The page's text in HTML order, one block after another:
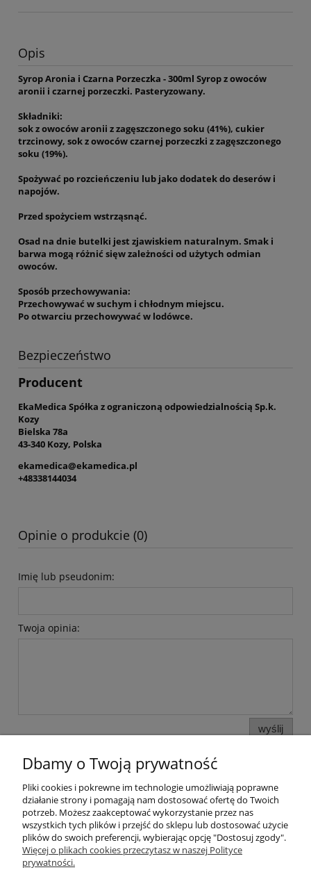
Opis
Syrop Aronia i Czarna Porzeczka - 300ml Syrop z owoców
aronii i czarnej porzeczki. Pasteryzowany.
Składniki:
sok z owoców aronii z zagęszczonego soku (41%), cukier
trzcinowy, sok z owoców czarnej porzeczki z zagęszczonego
soku (19%).
Spożywać po rozcieńczeniu lub jako dodatek do deserów i
napojów.
Przed spożyciem wstrząsnąć.
Osad na dnie butelki jest zjawiskiem naturalnym. Smak i
barwa mogą różnić sięw zależności od użytych odmian
owoców.
Sposób przechowywania:
Przechowywać w suchym i chłodnym miejscu.
Po otwarciu przechowywać w lodówce.
Bezpieczeństwo
Producent
EkaMedica Spółka z ograniczoną odpowiedzialnością Sp.k.
Kozy
Bielska 78a
43-340 Kozy, Polska
ekamedica@ekamedica.pl
+48338144034
Opinie o produkcie (0)
Imię lub pseudonim:
Twoja opinia:
wyślij
Pomoc
Moje konto
Dbamy o Twoją prywatność
Pliki cookies i pokrewne im technologie umożliwiają poprawne
działanie strony i pomagają nam dostosować ofertę do Twoich
potrzeb. Możesz zaakceptować wykorzystanie przez nas
wszystkich tych plików i przejść do sklepu lub dostosować użycie
plików do swoich preferencji, wybierając opcję "Dostosuj zgody".
Więcej o plikach cookies przeczytasz w naszej Polityce
prywatności.